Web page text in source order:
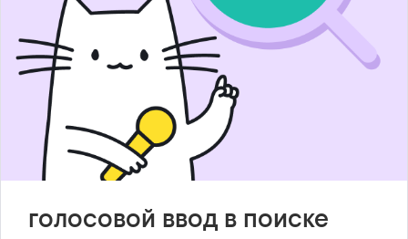
голосовой ввод в поиске